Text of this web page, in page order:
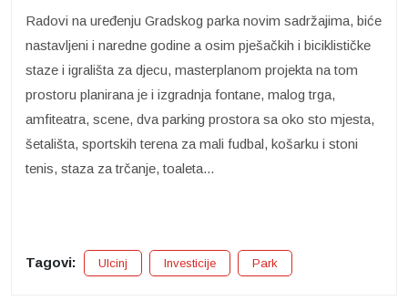
Radovi na uređenju Gradskog parka novim sadržajima, biće
nastavljeni i naredne godine a osim pješačkih i biciklističke
staze i igrališta za djecu, masterplanom projekta na tom
prostoru planirana je i izgradnja fontane, malog trga,
amfiteatra, scene, dva parking prostora sa oko sto mjesta,
šetališta, sportskih terena za mali fudbal, košarku i stoni
tenis, staza za trčanje, toaleta...
Tagovi: Ulcinj Investicije Park